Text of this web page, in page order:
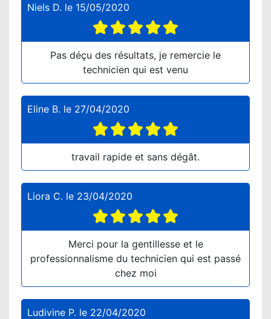
Niels D. le 15/05/2020
Pas déçu des résultats, je remercie le
technicien qui est venu
Eline B. le 27/04/2020
travail rapide et sans dégât.
Liora C. le 23/04/2020
Merci pour la gentillesse et le
professionnalisme du technicien qui est passé
chez moi
Ludivine P. le 22/04/2020